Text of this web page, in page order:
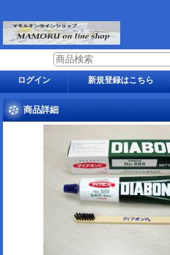
ログイン 新規登録はこちら
商品詳細